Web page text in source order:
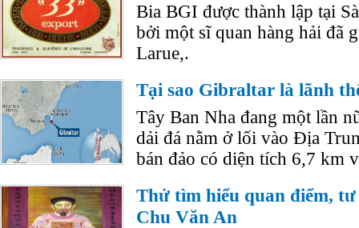
Bia BGI được thành lập tại
bởi một sĩ quan hàng hải đã
Larue,.
Tại sao Gibraltar là lãnh
Tây Ban Nha đang một lần
dải đá nằm ở lối vào Địa
bán đảo có diện tích 6,7 km
Thử tìm hiểu quan điểm,
Chu Văn An